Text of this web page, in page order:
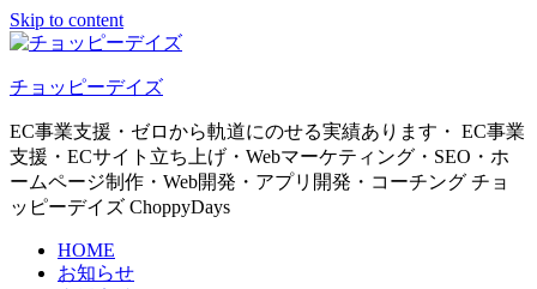
Skip to content
チョッピーデイズ
EC事業支援・ゼロから軌道にのせる実績あります・ EC事業
支援・ECサイト立ち上げ・Webマーケティング・SEO・ホ
ームページ制作・Web開発・アプリ開発・コーチング チョ
ッピーデイズ ChoppyDays
HOME
お知らせ